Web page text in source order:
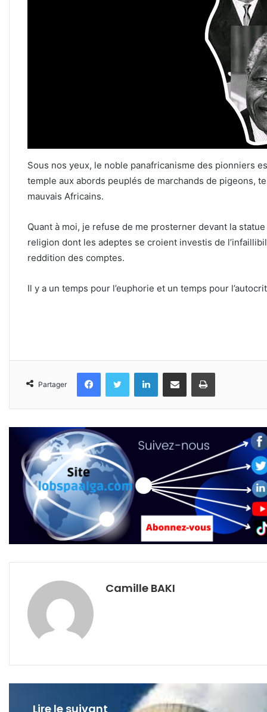
Sous nos yeux, le noble panafricanisme des pionniers
temple aux abords peuplés de marchands de pigeons,
mauvais Africains.
Quant à moi, je refuse de me prosterner devant la
religion dont les adeptes se croient investis de
reddition des comptes.
Il y a un temps pour l’euphorie et un temps pour
Partager
FacebookTwitter LinkedinPartager par email Imprimer
Camille BAKI
Lire le suivant